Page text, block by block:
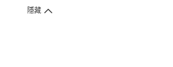
隱藏